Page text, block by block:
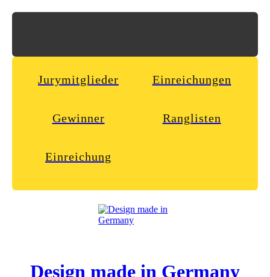
Jurymitglieder Einreichungen
Gewinner Ranglisten
Einreichung
Design made in Germany